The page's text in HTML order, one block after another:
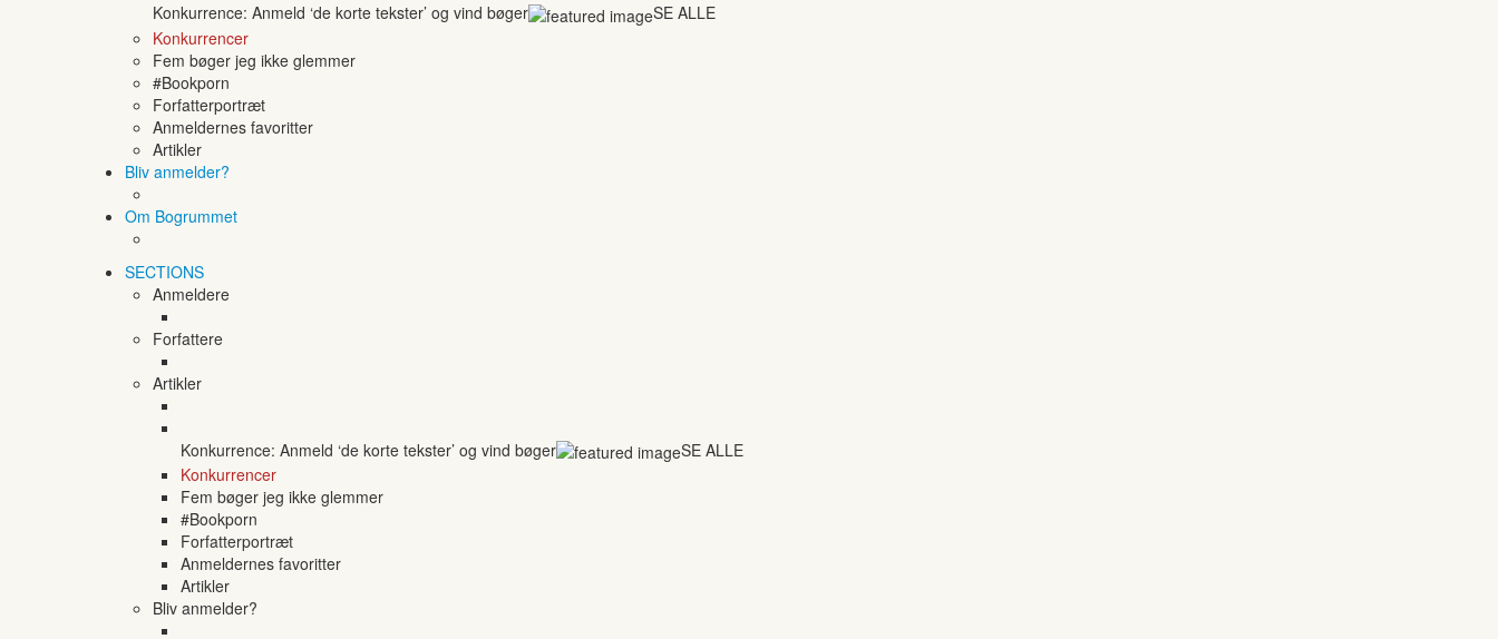
Konkurrence: Anmeld ‘de korte tekster’ og vind bøger
SE ALLE
Konkurrencer
Fem bøger jeg ikke glemmer
#Bookporn
Forfatterportræt
Anmeldernes favoritter
Artikler
Bliv anmelder?
Om Bogrummet
SECTIONS
Anmeldere
Forfattere
Artikler
Konkurrence: Anmeld ‘de korte tekster’ og vind bøger
SE ALLE
Konkurrencer
Fem bøger jeg ikke glemmer
#Bookporn
Forfatterportræt
Anmeldernes favoritter
Artikler
Bliv anmelder?